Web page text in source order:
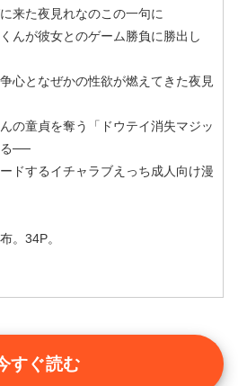
来た夜見れなのこの一句に
んが彼女とのゲーム勝負に勝出し
心となぜかの性欲が燃えてきた夜見
の童貞を奪う「ドウテイ消失マジッ
る──
ドするイチャラブえっち成人向け漫
。34P。
すぐ読む